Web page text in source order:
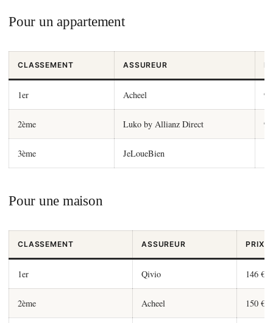
Pour un appartement
CLASSEMENT ASSUREUR
1er Acheel
2ème Luko by Allianz Direct
3ème JeLoueBien
Pour une maison
CLASSEMENT ASSUREUR PRIX
1er Qivio 146 €
2ème Acheel 150 €